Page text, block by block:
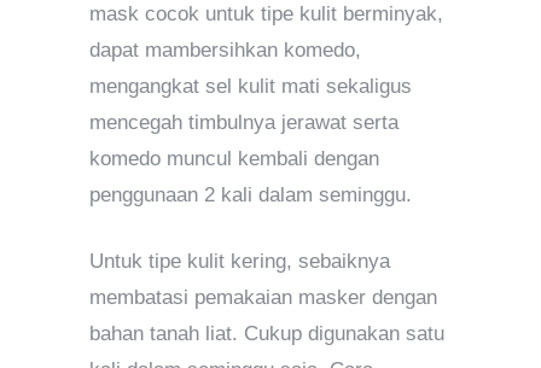
mask cocok untuk tipe kulit berminyak,
dapat mambersihkan komedo,
mengangkat sel kulit mati sekaligus
mencegah timbulnya jerawat serta
komedo muncul kembali dengan
penggunaan 2 kali dalam seminggu.
Untuk tipe kulit kering, sebaiknya
membatasi pemakaian masker dengan
bahan tanah liat. Cukup digunakan satu